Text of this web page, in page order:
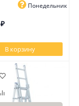
Понедельник
₽
В корзину